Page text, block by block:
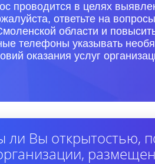
проводится в целях
ответьте на
области и
телефоны указывать
оказания услуг
ли Вы открытостью,